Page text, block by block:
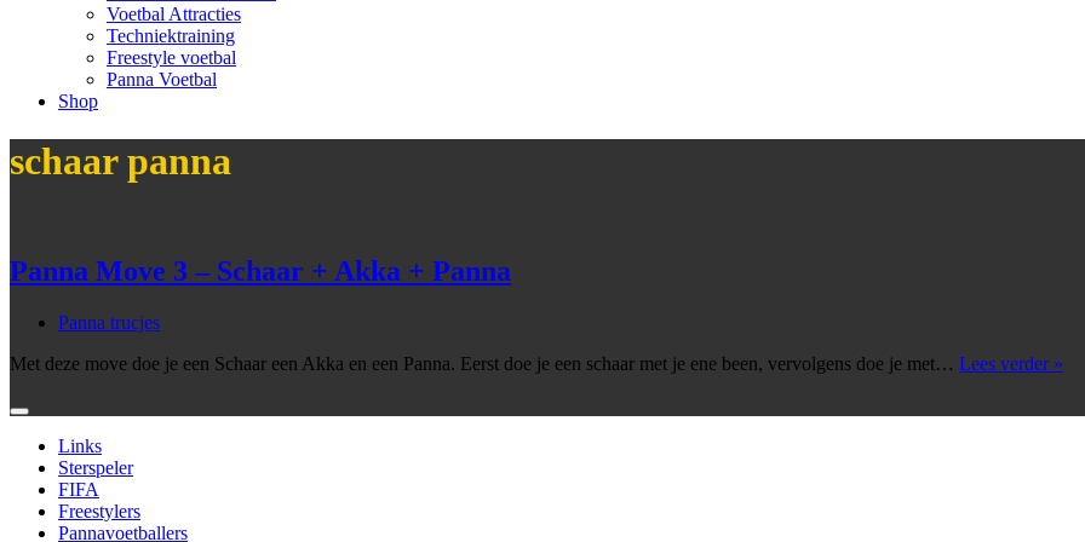
Voetbal Attracties
Techniektraining
Freestyle voetbal
Panna Voetbal
Shop
schaar panna
Panna Move 3 – Schaar + Akka + Panna
Panna trucjes
Met deze move doe je een Schaar een Akka en een Panna. Eerst doe je een schaar met je ene been, vervolgens doe je met… Lees verder »
Links
Sterspeler
FIFA
Freestylers
Pannavoetballers